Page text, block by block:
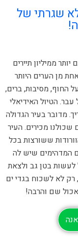
שגרתי של
ממיליון תיירים
מן הערים היותר
החוף, מסיבות, ברים,
הטיול האידיאלי
מדובר בעיר הגדולה
שכולנו מכירים. העיר
ששורצות בכל
המדהימים שיש לה
בטן גב ולצאת
רק לא לשכוח בגדי ים
שם והרבה!